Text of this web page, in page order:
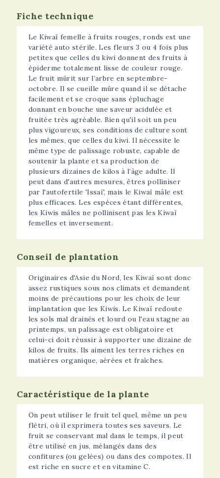
Fiche technique
Le Kiwaï femelle à fruits rouges, ronds est une
variété auto stérile. Les fleurs 3 ou 4 fois plus
petites que celles du kiwi donnent des fruits à
épiderme totalement lisse de couleur rouge.
Le fruit mûrit sur l’arbre en septembre-
octobre. Il se cueille mûre quand il se détache
facilement et se croque sans épluchage
donnant en bouche une saveur acidulée et
fruitée très agréable. Bien qu'il soit un peu
plus vigoureux, ses conditions de culture sont
les mêmes, que celles du kiwi. Il nécessite le
même type de palissage robuste, capable de
soutenir la plante et sa production de
plusieurs dizaines de kilos à l’âge adulte. Il
peut dans d'autres mesures, êtres polliniser
par l'autofertile 'Issaï', mais le Kiwaï mâle est
plus efficaces. Les espèces étant différentes,
les Kiwis mâles ne pollinisent pas les Kiwaï
femelles et inversement.
Conseil de plantation
Originaires d'Asie du Nord, les Kiwaï sont donc
assez rustiques sous nos climats et demandent
moins de précautions pour les choix de leur
implantation que les Kiwis. Le Kiwaï redoute
les sols mal drainés et lourd ou l'eau stagne au
printemps, un palissage est obligatoire et
celui-ci doit réussir à supporter une dizaine de
kilos de fruits. Ils aiment les terres riches en
matières organique, aérées et fraîches.
Caractéristique de la plante
On peut utiliser le fruit tel quel, même un peu
flétri, où il exprimera toutes ses saveurs. Le
fruit se conservant mal dans le temps, il peut
être utilisé en jus, mélangés dans des
confitures (ou gelées) ou dans des compotes. Il
est riche en sucre et en vitamine C.